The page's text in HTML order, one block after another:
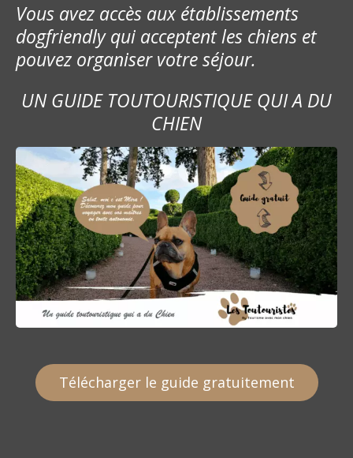
Vous avez accès aux établissements
dogfriendly qui acceptent les chiens et
pouvez organiser votre séjour.
UN GUIDE TOUTOURISTIQUE QUI A DU
CHIEN
Télécharger le guide gratuitement